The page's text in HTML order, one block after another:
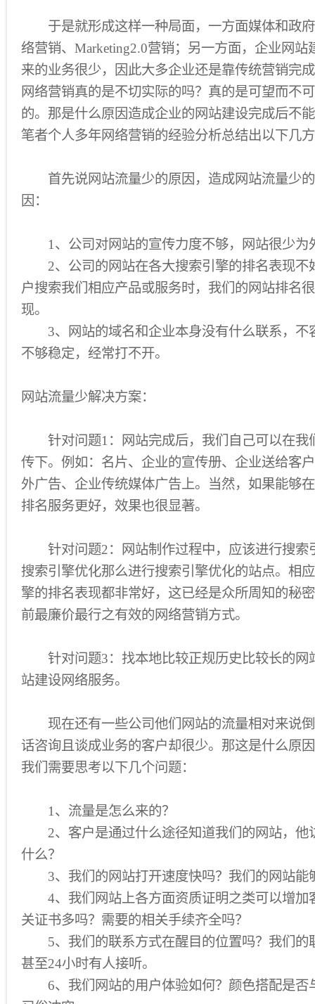
于是就形成这样一种局面，一方面媒体和政府
络营销、Marketing2.0营销；另一方面，企业网站
来的业务很少，因此大多企业还是靠传统营销完
网络营销真的是不切实际的吗？真的是可望而不
的。那是什么原因造成企业的网站建设完成后不
笔者个人多年网络营销的经验分析总结出以下几
首先说网站流量少的原因，造成网站流量少的
因：
1、公司对网站的宣传力度不够，网站很少为
2、公司的网站在各大搜索引擎的排名表现不
户搜索我们相应产品或服务时，我们的网站排名
现。
3、网站的域名和企业本身没有什么联系，不
不够稳定，经常打不开。
网站流量少解决方案：
针对问题1：网站完成后，我们自己可以在我
传下。例如：名片、企业的宣传册、企业送给客
外广告、企业传统媒体广告上。当然，如果能够
排名服务更好，效果也很显著。
针对问题2：网站制作过程中，应该进行搜索
搜索引擎优化那么进行搜索引擎优化的站点。相
擎的排名表现都非常好，这已经是众所周知的秘
前最廉价最行之有效的网络营销方式。
针对问题3：找本地比较正规历史比较长的网
站建设网络服务。
现在还有一些公司他们网站的流量相对来说倒
话咨询且谈成业务的客户却很少。那这是什么原
我们需要思考以下几个问题：
1、流量是怎么来的？
2、客户是通过什么途径知道我们的网站，他
什么？
3、我们的网站打开速度快吗？我们的网站能
4、我们网站上各方面资质证明之类可以增加
关证书多吗？需要的相关手续齐全吗？
5、我们的联系方式在醒目的位置吗？我们的
甚至24小时有人接听。
6、我们网站的用户体验如何？颜色搭配是否